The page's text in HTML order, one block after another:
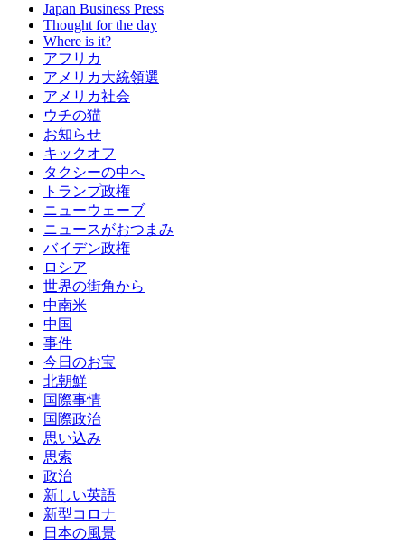
Japan Business Press
Thought for the day
Where is it?
アフリカ
アメリカ大統領選
アメリカ社会
ウチの猫
お知らせ
キックオフ
タクシーの中へ
トランプ政権
ニューウェーブ
ニュースがおつまみ
バイデン政権
ロシア
世界の街角から
中南米
中国
事件
今日のお宝
北朝鮮
国際事情
国際政治
思い込み
思索
政治
新しい英語
新型コロナ
日本の風景